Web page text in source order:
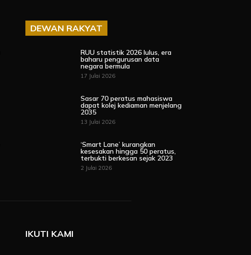
DEWAN RAKYAT
RUU statistik 2026 lulus, era
baharu pengurusan data
negara bermula
17 Julai 2026
Sasar 70 peratus mahasiswa
dapat kolej kediaman menjelang
2035
13 Julai 2026
‘Smart Lane’ kurangkan
kesesakan hingga 50 peratus,
terbukti berkesan sejak 2023
2 Julai 2026
IKUTI KAMI